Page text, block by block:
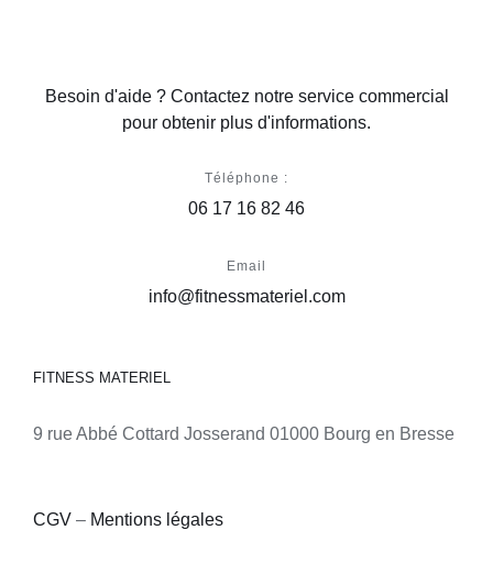
Besoin d'aide ? Contactez notre service commercial
pour obtenir plus d'informations.
Téléphone :
06 17 16 82 46
Email
info@fitnessmateriel.com
FITNESS MATERIEL
9 rue Abbé Cottard Josserand 01000 Bourg en Bresse
CGV – Mentions légales